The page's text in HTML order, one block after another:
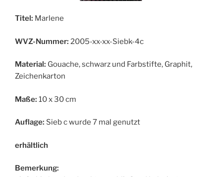
Titel: Marlene
WVZ-Nummer: 2005-xx-xx-Siebk-4c
Material: Gouache, schwarz und Farbstifte, Graphit,
Zeichenkarton
Maße: 10 x 30 cm
Auflage: Sieb c wurde 7 mal genutzt
erhältlich
Bemerkung: